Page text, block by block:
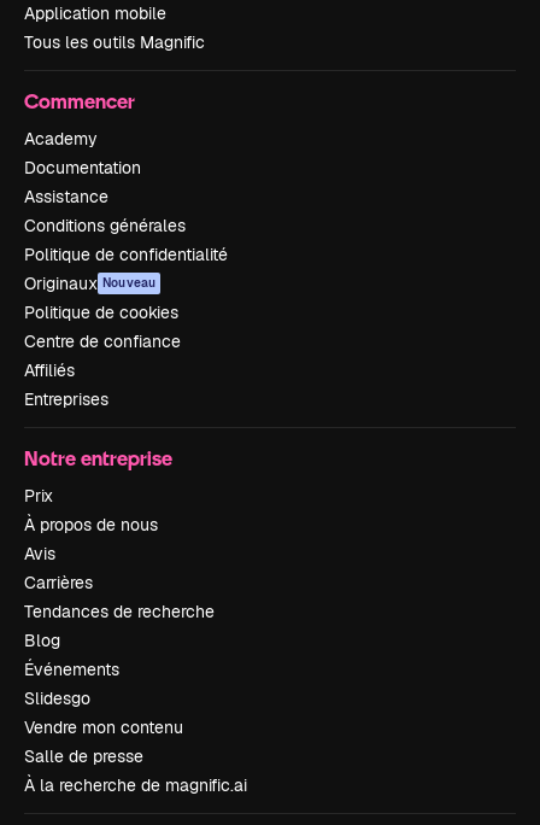
Application mobile
Tous les outils Magnific
Commencer
Academy
Documentation
Assistance
Conditions générales
Politique de confidentialité
Originaux Nouveau
Politique de cookies
Centre de confiance
Affiliés
Entreprises
Notre entreprise
Prix
À propos de nous
Avis
Carrières
Tendances de recherche
Blog
Événements
Slidesgo
Vendre mon contenu
Salle de presse
À la recherche de magnific.ai